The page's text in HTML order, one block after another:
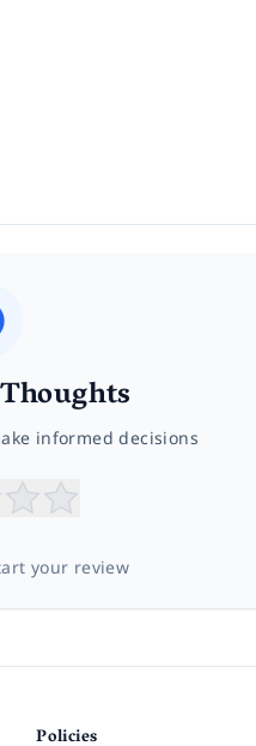
informed decisions
your review
Policies